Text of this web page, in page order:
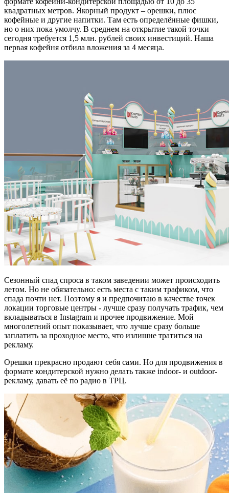
квадратных метров. Якорный продукт – орешки, плюс
кофейные и другие напитки. Там есть определённые фишки,
но о них пока умолчу. В среднем на открытие такой точки
сегодня требуется 1,5 млн. рублей своих инвестиций. Наша
первая кофейня отбила вложения за 4 месяца.
Сезонный спад спроса в таком заведении может происходить
летом. Но не обязательно: есть места с таким трафиком, что
спада почти нет. Поэтому я и предпочитаю в качестве точек
локации торговые центры - лучше сразу получать трафик, чем
вкладываться в Instagram и прочее продвижение. Мой
многолетний опыт показывает, что лучше сразу больше
заплатить за проходное место, что излишне тратиться на
рекламу.
Орешки прекрасно продают себя сами. Но для продвижения в
формате кондитерской нужно делать также indoor- и outdoor-
рекламу, давать её по радио в ТРЦ.